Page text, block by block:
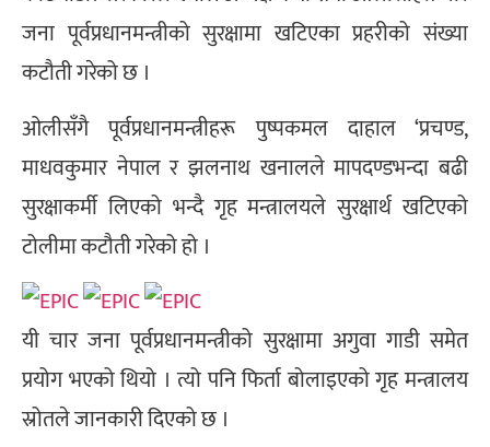
जना पूर्वप्रधानमन्त्रीको सुरक्षामा खटिएका प्रहरीको संख्या
कटौती गरेको छ ।
ओलीसँगै पूर्वप्रधानमन्त्रीहरू पुष्पकमल दाहाल ‘प्रचण्ड,
माधवकुमार नेपाल र झलनाथ खनालले मापदण्डभन्दा बढी
सुरक्षाकर्मी लिएको भन्दै गृह मन्त्रालयले सुरक्षार्थ खटिएको
टोलीमा कटौती गरेको हो ।
यी चार जना पूर्वप्रधानमन्त्रीको सुरक्षामा अगुवा गाडी समेत
प्रयोग भएको थियो । त्यो पनि फिर्ता बोलाइएको गृह मन्त्रालय
स्रोतले जानकारी दिएको छ ।